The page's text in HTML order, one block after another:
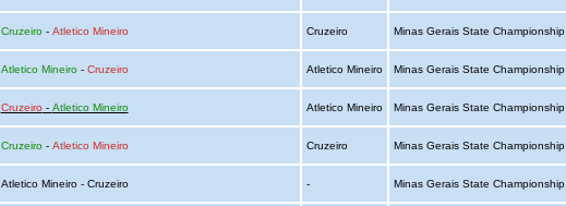
Cruzeiro- Atletico Mineiro Cruzeiro Minas Gerais State Championship
Atletico Mineiro- Cruzeiro Atletico Mineiro Minas Gerais State Championship
Cruzeiro - Atletico Mineiro Atletico Mineiro Minas Gerais State Championship
Cruzeiro- Atletico Mineiro Cruzeiro Minas Gerais State Championship
Atletico Mineiro - Cruzeiro - Minas Gerais State Championship